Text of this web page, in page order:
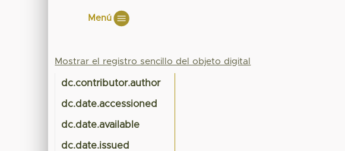
Menú
Mostrar el registro sencillo del objeto digital
dc.contributor.author
dc.date.accessioned
dc.date.available
dc.date.issued